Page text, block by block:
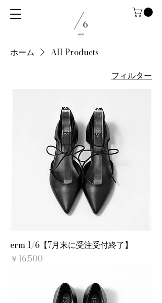
ホーム
All Products
フィルター
erm 1/6【7月末に受注受付終了】
価格
￥16,500